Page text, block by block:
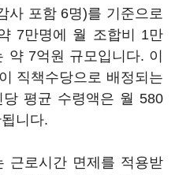
사 포함 6명)를 기준으로
7만명에 월 조합비 1만
7억원 규모입니다. 이
직책수당으로 배정되는
평균 수령액은 월 580
니다.
근로시간 면제를 적용받